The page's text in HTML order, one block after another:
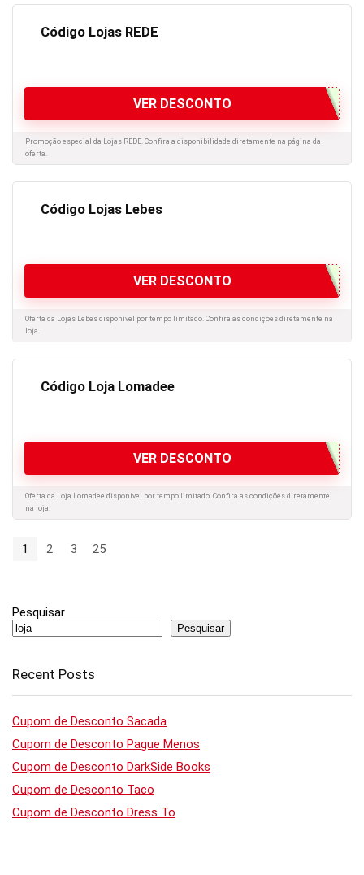
Código Lojas REDE
VER DESCONTO
Promoção especial da Lojas REDE. Confira a disponibilidade diretamente na página da
oferta.
Código Lojas Lebes
VER DESCONTO
Oferta da Lojas Lebes disponível por tempo limitado. Confira as condições diretamente na
loja.
Código Loja Lomadee
VER DESCONTO
Oferta da Loja Lomadee disponível por tempo limitado. Confira as condições diretamente
na loja.
1 2 3 25
Pesquisar
Pesquisar
Recent Posts
Cupom de Desconto Sacada
Cupom de Desconto Pague Menos
Cupom de Desconto DarkSide Books
Cupom de Desconto Taco
Cupom de Desconto Dress To